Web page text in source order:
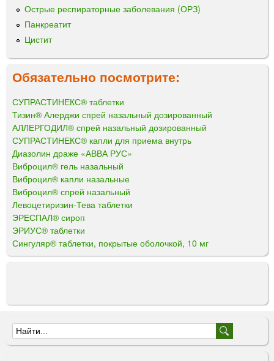
Острые респираторные заболевания (ОРЗ)
Панкреатит
Цистит
Обязательно посмотрите:
СУПРАСТИНЕКС® таблетки
Тизин® Алерджи спрей назальный дозированный
АЛЛЕРГОДИЛ® спрей назальный дозированный
СУПРАСТИНЕКС® капли для приема внутрь
Диазолин драже «АВВА РУС»
Виброцил® гель назальный
Виброцил® капли назальные
Виброцил® спрей назальный
Левоцетиризин-Тева таблетки
ЭРЕСПАЛ® сироп
ЭРИУС® таблетки
Сингуляр® таблетки, покрытые оболочкой, 10 мг
Ф
о